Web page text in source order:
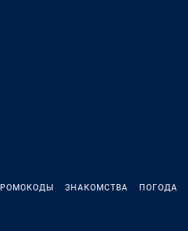
ЗНАКОМСТВА ПОГОДА